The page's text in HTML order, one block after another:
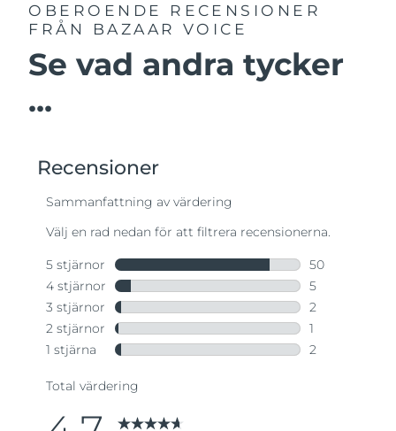
OBEROENDE RECENSIONER
FRÅN BAZAAR VOICE
Se vad andra tycker
...